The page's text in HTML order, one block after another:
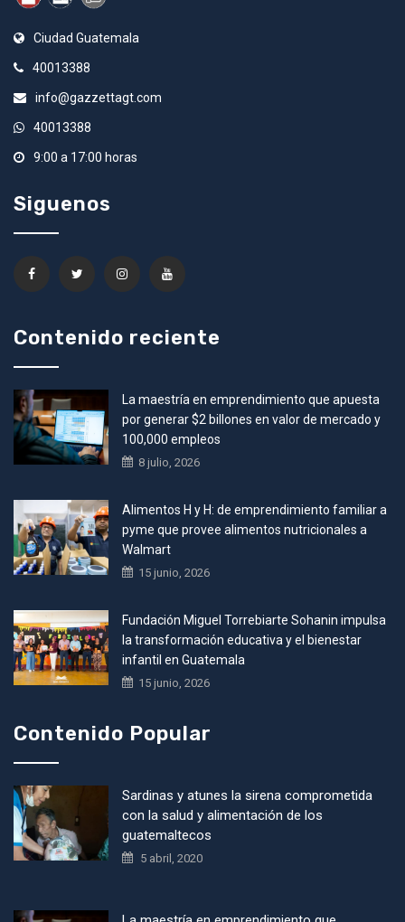
Ciudad Guatemala
40013388
info@gazzettagt.com
40013388
9:00 a 17:00 horas
Siguenos
Contenido reciente
La maestría en emprendimiento que apuesta
por generar $2 billones en valor de mercado y
100,000 empleos
8 julio, 2026
Alimentos H y H: de emprendimiento familiar a
pyme que provee alimentos nutricionales a
Walmart
15 junio, 2026
Fundación Miguel Torrebiarte Sohanin impulsa
la transformación educativa y el bienestar
infantil en Guatemala
15 junio, 2026
Contenido Popular
Sardinas y atunes la sirena comprometida
con la salud y alimentación de los
guatemaltecos
5 abril, 2020